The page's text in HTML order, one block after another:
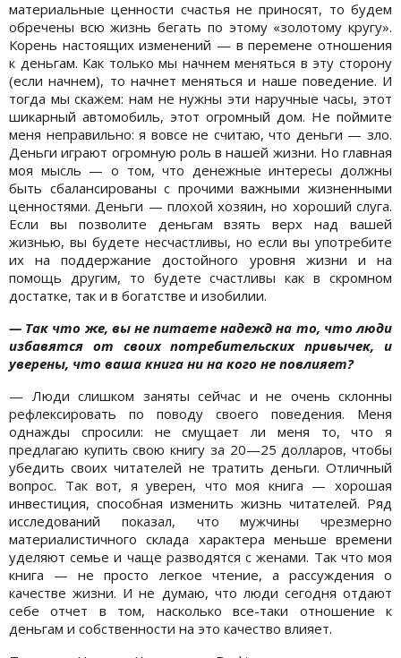
материальные ценности счастья не приносят, то будем
обречены всю жизнь бегать по этому «золотому кругу».
Корень настоящих изменений — в перемене отношения
к деньгам. Как только мы начнем меняться в эту сторону
(если начнем), то начнет меняться и наше поведение. И
тогда мы скажем: нам не нужны эти наручные часы, этот
шикарный автомобиль, этот огромный дом. Не поймите
меня неправильно: я вовсе не считаю, что деньги — зло.
Деньги играют огромную роль в нашей жизни. Но главная
моя мысль — о том, что денежные интересы должны
быть сбалансированы с прочими важными жизненными
ценностями. Деньги — плохой хозяин, но хороший слуга.
Если вы позволите деньгам взять верх над вашей
жизнью, вы будете несчастливы, но если вы употребите
их на поддержание достойного уровня жизни и на
помощь другим, то будете счастливы как в скромном
достатке, так и в богатстве и изобилии.
— Так что же, вы не питаете надежд на то, что люди
избавятся от своих потребительских привычек, и
уверены, что ваша книга ни на кого не повлияет?
— Люди слишком заняты сейчас и не очень склонны
рефлексировать по поводу своего поведения. Меня
однажды спросили: не смущает ли меня то, что я
предлагаю купить свою книгу за 20—25 долларов, чтобы
убедить своих читателей не тратить деньги. Отличный
вопрос. Так вот, я уверен, что моя книга — хорошая
инвестиция, способная изменить жизнь читателей. Ряд
исследований показал, что мужчины чрезмерно
материалистичного склада характера меньше времени
уделяют семье и чаще разводятся с женами. Так что моя
книга — не просто легкое чтение, а рассуждения о
качестве жизни. И не думаю, что люди сегодня отдают
себе отчет в том, насколько все-таки отношение к
деньгам и собственности на это качество влияет.